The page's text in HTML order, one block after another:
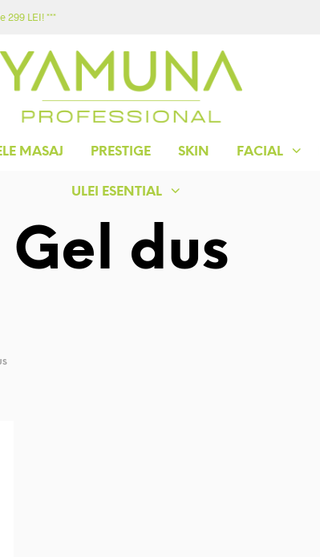
299 LEI! ***
ACASA MAGAZIN YAMUNA
MASAJ PRESTIGE SKIN FACIAL
ULEI ESENTIAL
Gel dus